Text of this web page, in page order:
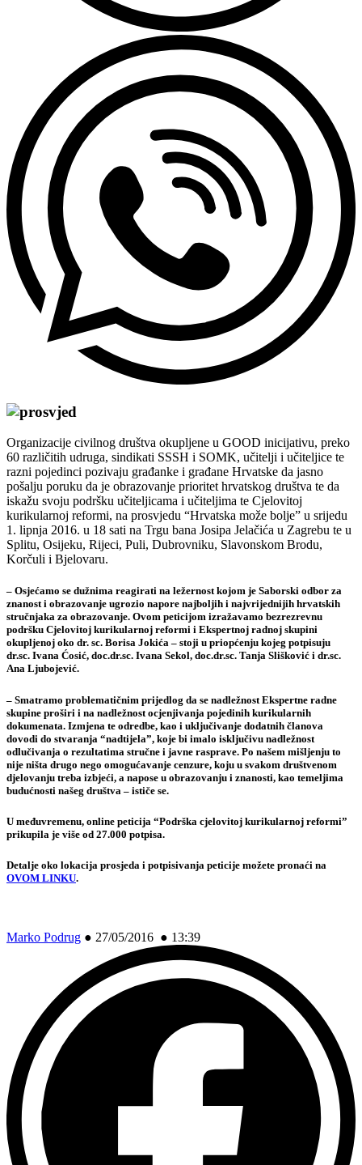
Organizacije civilnog društva okupljene u GOOD inicijativu, preko
60 različitih udruga, sindikati SSSH i SOMK, učitelji i učiteljice te
razni pojedinci pozivaju građanke i građane Hrvatske da jasno
pošalju poruku da je obrazovanje prioritet hrvatskog društva te da
iskažu svoju podršku učiteljicama i učiteljima te Cjelovitoj
kurikularnoj reformi, na prosvjedu “Hrvatska može bolje” u srijedu
1. lipnja 2016. u 18 sati na Trgu bana Josipa Jelačića u Zagrebu te u
Splitu, Osijeku, Rijeci, Puli, Dubrovniku, Slavonskom Brodu,
Korčuli i Bjelovaru.
– Osjećamo se dužnima reagirati na ležernost kojom je Saborski odbor za
znanost i obrazovanje ugrozio napore najboljih i najvrijednijih hrvatskih
stručnjaka za obrazovanje. Ovom peticijom izražavamo bezrezrevnu
podršku Cjelovitoj kurikularnoj reformi i Ekspertnoj radnoj skupini
okupljenoj oko dr. sc. Borisa Jokića – stoji u priopćenju kojeg potpisuju
dr.sc. Ivana Ćosić, doc.dr.sc. Ivana Sekol, doc.dr.sc. Tanja Slišković i dr.sc.
Ana Ljubojević.
– Smatramo problematičnim prijedlog da se nadležnost Ekspertne radne
skupine proširi i na nadležnost ocjenjivanja pojedinih kurikularnih
dokumenata. Izmjena te odredbe, kao i uključivanje dodatnih članova
dovodi do stvaranja “nadtijela”, koje bi imalo isključivu nadležnost
odlučivanja o rezultatima stručne i javne rasprave. Po našem mišljenju to
nije ništa drugo nego omogućavanje cenzure, koju u svakom društvenom
djelovanju treba izbjeći, a napose u obrazovanju i znanosti, kao temeljima
budućnosti našeg društva – ističe se.
U međuvremenu, online peticija “Podrška cjelovitoj kurikularnoj reformi”
prikupila je više od 27.000 potpisa.
Detalje oko lokacija prosjeda i potpisivanja peticije možete pronaći na
OVOM LINKU.
Marko Podrug ● 27/05/2016 ● 13:39